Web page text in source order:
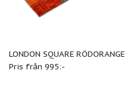
LONDON SQUARE RÖDORANGE
Pris från 995:-